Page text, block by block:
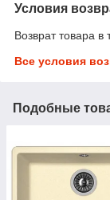
Условия
Возврат товара в
Все условия
Подобные